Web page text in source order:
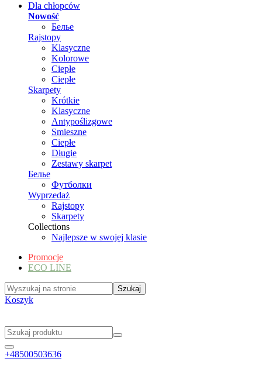
Dla chłopców
Nowość
Белье
Rajstopy
Klasyczne
Kolorowe
Ciepłe
Ciepłe
Skarpety
Krótkie
Klasyczne
Antypoślizgowe
Smieszne
Ciepłe
Długie
Zestawy skarpet
Белье
Футболки
Wyprzedaż
Rajstopy
Skarpety
Collections
Najlepsze w swojej klasie
Promocje
ECO LINE
Koszyk
+48500503636